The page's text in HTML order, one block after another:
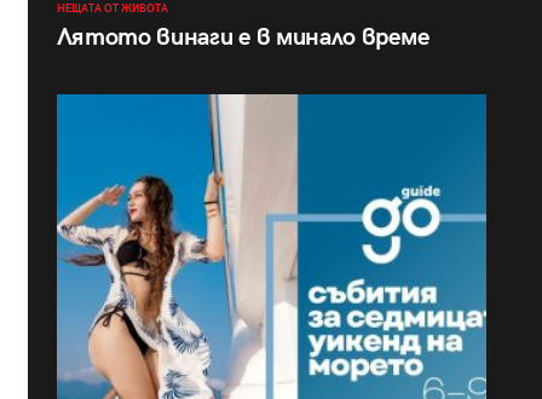
НЕЩАТА ОТ ЖИВОТА
Лятото винаги е в минало време